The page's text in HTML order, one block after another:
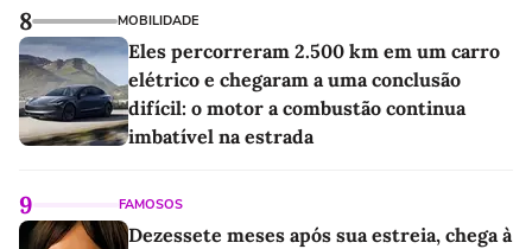
8 MOBILIDADE
Eles percorreram 2.500 km em um carro
elétrico e chegaram a uma conclusão
difícil: o motor a combustão continua
imbatível na estrada
9 FAMOSOS
Dezessete meses após sua estreia, chega à